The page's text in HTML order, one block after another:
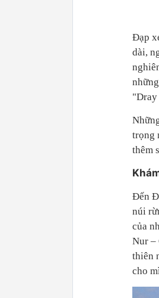
Đạp
dài,
"Dray
trọng
thêm
Đến
núi
của
Nur –
thiên
cho